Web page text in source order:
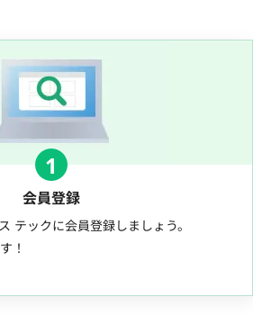
1
会員登録
テックに会員登録しましょう。
！